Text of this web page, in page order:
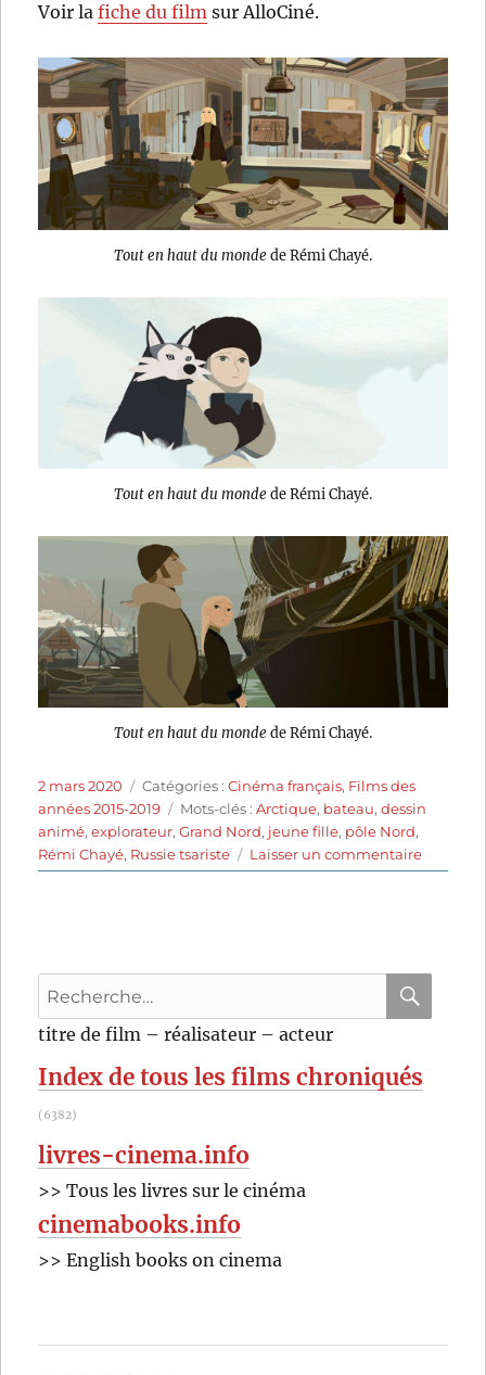
Voir lafiche du film sur AlloCiné.
Tout en haut du mondede Rémi Chayé.
Tout en haut du mondede Rémi Chayé.
Tout en haut du mondede Rémi Chayé.
Publié
le
2 mars 2020 Catégories
Catégories :Cinéma français, Films des
années 2015-2019
Étiquettes
Mots-clés :Arctique, bateau,dessin
animé,explorateur,Grand Nord, jeune fille, pôle Nord,
Rémi Chayé, Russie tsariste Laisser un commentairesur
Tout
Recherche
pour
titre de film – réalisateur – acteur
Index de tous les films chroniqués
(6382)
livres-cinema.info
>> Tous les livres sur le cinéma
cinemabooks.info
>> English books on cinema